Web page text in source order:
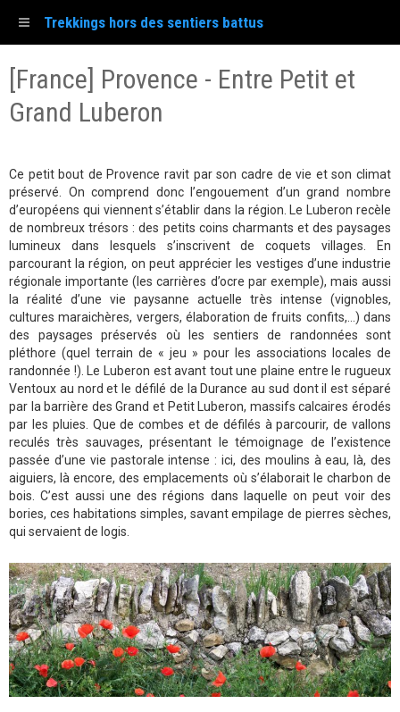
Trekkings hors des sentiers battus
[France] Provence - Entre Petit et
Grand Luberon
Ce petit bout de Provence ravit par son cadre de vie et son climat
préservé. On comprend donc l’engouement d’un grand nombre
d’européens qui viennent s’établir dans la région. Le Luberon recèle
de nombreux trésors : des petits coins charmants et des paysages
lumineux dans lesquels s’inscrivent de coquets villages. En
parcourant la région, on peut apprécier les vestiges d’une industrie
régionale importante (les carrières d’ocre par exemple), mais aussi
la réalité d’une vie paysanne actuelle très intense (vignobles,
cultures maraichères, vergers, élaboration de fruits confits,…) dans
des paysages préservés où les sentiers de randonnées sont
pléthore (quel terrain de « jeu » pour les associations locales de
randonnée !). Le Luberon est avant tout une plaine entre le rugueux
Ventoux au nord et le défilé de la Durance au sud dont il est séparé
par la barrière des Grand et Petit Luberon, massifs calcaires érodés
par les pluies. Que de combes et de défilés à parcourir, de vallons
reculés très sauvages, présentant le témoignage de l’existence
passée d’une vie pastorale intense : ici, des moulins à eau, là, des
aiguiers, là encore, des emplacements où s’élaborait le charbon de
bois. C’est aussi une des régions dans laquelle on peut voir des
bories, ces habitations simples, savant empilage de pierres sèches,
qui servaient de logis.